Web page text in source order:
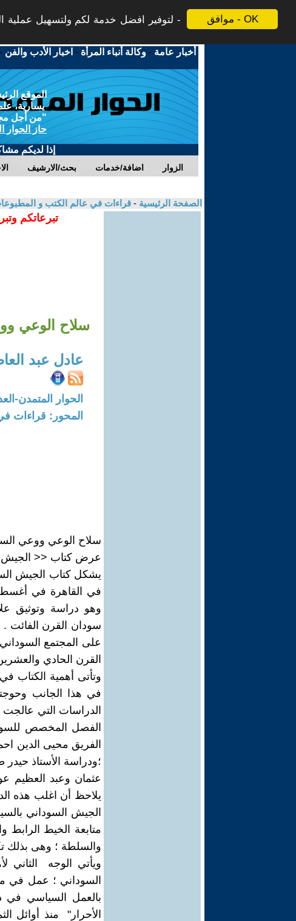
موافق - OK
لتوفير افضل خدمة لكم ولتسهيل عملية
أخبار عامة -وكالة أنباء المرأة - اخبار الأدب والفن
الموقع
يسارية،
"من أجل
حاز الحوار
إذا لديكم
بحث/الارشيف اضافة/خدمات الزوار
الصفحة الرئيسية - قراءات في عالم الكتب و
تبرعاتكم
سلاح الوعي
عادل عبد
الحوار المتمدن-العدد: 363 - 2003 / 1 / 9
المحور: قراءات
سلاح الوعي ووعي
عرض كتاب << الجيش
يشكل كتاب الجيش
في القاهرة في
وهو دراسة وتوثيق
سودان القرن الفائت .
على المجتمع
القرن الحادي
وتأتى أهمية الكتاب
في هذا الجانب
الدراسات التي عالجت
الفصل المخصص
الفريق محيى الدين
؛ودراسة الأستاذ
عثمان وعبد العظيم
يلاحظ أن اغلب هذه
الجيش السوداني
متابعة الخيط الرابط
والسلطة ؛ وهى بذلك
ويأتي الوجه
السوداني ؛ عمل في
بالعمل السياسي في
الأحرار" منذ أوائل